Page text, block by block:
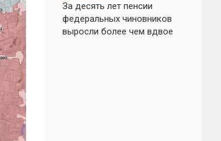
За десять лет пенсии
федеральных чиновников
выросли более чем вдвое